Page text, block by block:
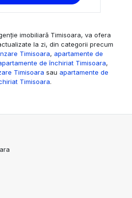
imobiliară Timisoara, va ofera
la zi, din categorii precum
Timisoara, apartamente de
de închiriat Timisoara,
Timisoara sau apartamente de
Timisoara.